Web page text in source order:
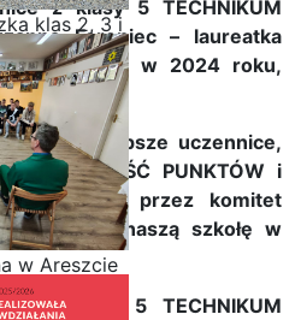
klas 2, 3 i
w Areszcie
z klasy 5 TECHNIKUM
Fereniec – laureatka
w 2024 roku,
trzy najlepsze uczennice,
ILOŚĆ PUNKTÓW i
przez komitet
naszą szkołę w
z klasy 5 TECHNIKUM